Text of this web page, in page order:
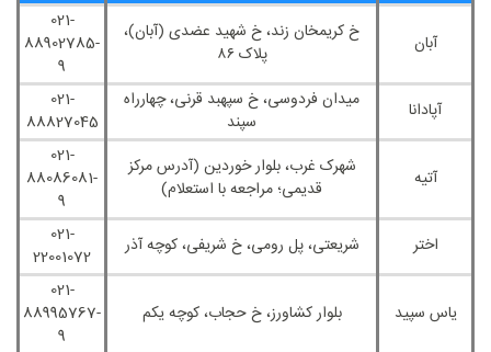
آبان
خ کریمخان زند، خ شهید عضدی (آبان)،
پلاک ۸۶
021-
88902785-
9
آپادانا
میدان فردوسی، خ سپهبد قرنی، چهارراه
سپند
021-
88827045
آتیه
شهرک غرب، بلوار خوردین (آدرس مرکز
قدیمی؛ مراجعه با استعلام)
021-
88086081-
9
اختر
شریعتی، پل رومی، خ شریفی، کوچه آذر
021-
22001072
یاس سپید بلوار کشاورز، خ حجاب، کوچه یکم
021-
88995767-
9